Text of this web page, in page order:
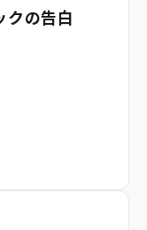
クの告白